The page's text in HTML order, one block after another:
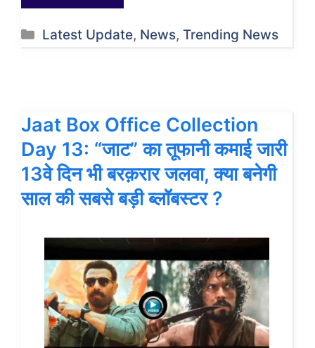
Categories
Latest Update, News,Trending News
Jaat Box Office Collection
Day 13: “जाट” का तूफानी कमाई जारी
13वे दिन भी बरक़रार जलवा, क्या बनेगी
साल की सबसे बड़ी ब्लॉबस्टर ?